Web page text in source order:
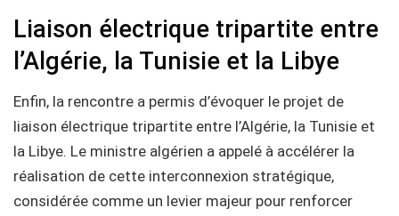
Liaison électrique tripartite entre
l’Algérie, la Tunisie et la Libye
Enfin, la rencontre a permis d’évoquer le projet de
liaison électrique tripartite entre l’Algérie, la Tunisie et
la Libye. Le ministre algérien a appelé à accélérer la
réalisation de cette interconnexion stratégique,
considérée comme un levier majeur pour renforcer